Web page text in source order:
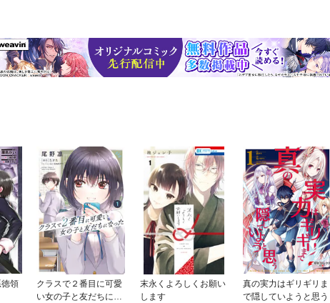
領
クラスで２番目に可愛
い女の子と友だちにな
末永くよろしくお願い
します
真の実力はギリギリま
で隠していようと思う